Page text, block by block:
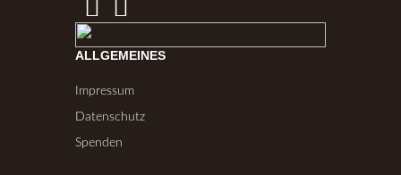
ALLGEMEINES
Impressum
Datenschutz
Spenden